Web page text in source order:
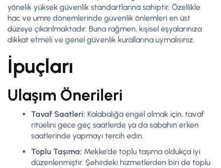
yönelik yüksek güvenlik standartlarına sahiptir. Özellikle
hac ve umre dönemlerinde güvenlik önlemleri en üst
düzeye çıkarılmaktadır. Buna rağmen, kişisel eşyalarınıza
dikkat etmeli ve genel güvenlik kurallarına uymalısınız.
İpuçları
Ulaşım Önerileri
Tavaf Saatleri: Kalabalığa engel olmak için, tavaf
ritüelini gece geç saatlerde ya da sabahın erken
saatlerinde yapmayı tercih edin.
Toplu Taşıma: Mekke’de toplu taşıma oldukça iyi
düzenlenmiştir. Şehirdeki hizmetlerden biri de toplu